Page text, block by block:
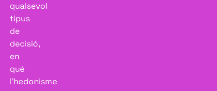
qualsevol
tipus
de
decisió,
en
què
l’hedonisme